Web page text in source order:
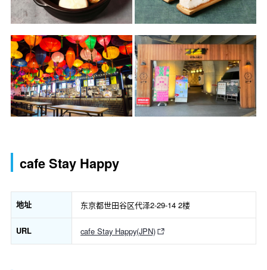
cafe Stay Happy
地址 东京都世田谷区代泽2-29-14 2楼
URL cafe Stay Happy(JPN)